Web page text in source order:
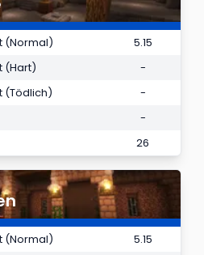
(Normal)
5.15
(Hart)
-
(Tödlich)
-
-
26
(Normal)
5.15